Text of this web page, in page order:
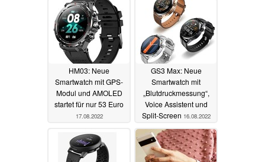
HM03: Neue
Smartwatch mit GPS-
Modul und AMOLED
startet für nur 53 Euro
17.08.2022
GS3 Max: Neue
Smartwatch mit
„Blutdruckmessung“,
Voice Assistent und
Split-Screen 16.08.2022